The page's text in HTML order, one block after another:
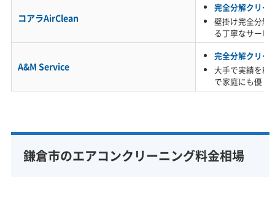
この塩水がカビの栄養源となり、さらに塩分自
体が熱交換器（アルミフィン）を腐食させ、白い
粉を吹かせたり、穴を開けてガス漏れを引き起
この「塩分を含んだカビの膜」はとても粘り気が
あり、一般的なクリーニングの弱い水圧ではな
コアラAirClean
完全分解クリー
壁掛け完全分解
る丁寧なサービ
A&M Service
完全分解クリー
大手で実績を積
で家庭にも優し
鎌倉市のエアコンクリーニング料金相場